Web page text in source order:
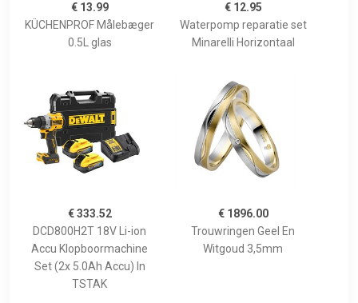
€ 13.99
KÜCHENPROF Målebæger
0.5L glas
€ 12.95
Waterpomp reparatie set
Minarelli Horizontaal
€ 333.52
DCD800H2T 18V Li-ion
Accu Klopboormachine
Set (2x 5.0Ah Accu) In
TSTAK
€ 1896.00
Trouwringen Geel En
Witgoud 3,5mm